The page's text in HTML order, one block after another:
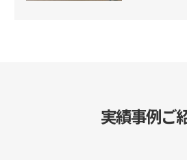
実績事例ご